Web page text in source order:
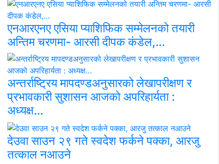
एनआरएनए एसिया प्याशिफिक सम्मेलनको तयारी
अन्तिम चरणमा- आरसी दीपक कंडेल,…
अन्तर्राष्ट्रिय मापदण्डअनुसारको लेखापरीक्षण र
प्रभावकारी सुशासन आजको अपरिहार्यता :
अध्यक्ष…
देउवा साउन २९ गते स्वदेश फर्कने पक्का, आरजु
तत्काल नआउने